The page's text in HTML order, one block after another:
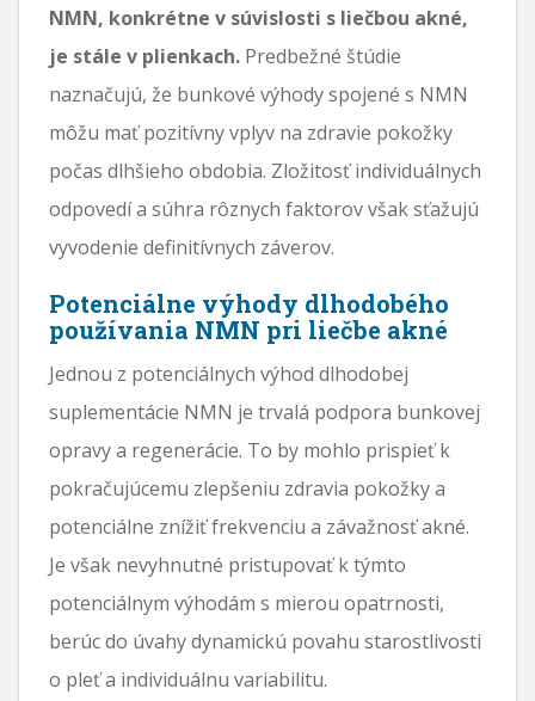
NMN, konkrétne v súvislosti s liečbou akné,
je stále v plienkach. Predbežné štúdie
naznačujú, že bunkové výhody spojené s NMN
môžu mať pozitívny vplyv na zdravie pokožky
počas dlhšieho obdobia. Zložitosť individuálnych
odpovedí a súhra rôznych faktorov však sťažujú
vyvodenie definitívnych záverov.
Potenciálne výhody dlhodobého
používania NMN pri liečbe akné
Jednou z potenciálnych výhod dlhodobej
suplementácie NMN je trvalá podpora bunkovej
opravy a regenerácie. To by mohlo prispieť k
pokračujúcemu zlepšeniu zdravia pokožky a
potenciálne znížiť frekvenciu a závažnosť akné.
Je však nevyhnutné pristupovať k týmto
potenciálnym výhodám s mierou opatrnosti,
berúc do úvahy dynamickú povahu starostlivosti
o pleť a individuálnu variabilitu.